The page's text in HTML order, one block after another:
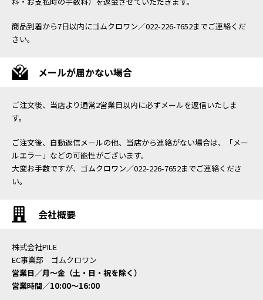
商品到着から7日以内にゴムクロワン／022-226-7652までご連絡くだ
さい。
メールが届かない場合
ご注文後、当店より通常2営業日以内に必ずメールを返信いたしま
す。
ご注文後、自動返信メールの他、当店から連絡がない場合は、「メー
ルエラー」などの可能性がございます。
大変お手数ですが、ゴムクロワン／022-226-7652までご連絡くださ
い。
会社概要
株式会社PILE
EC事業部 ゴムクロワン
営業日／月〜金（土・日・祝を除く）
営業時間／10:00〜16:00